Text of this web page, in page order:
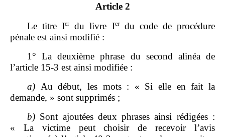
Article 2
Le titre Ier du livre Ierdu code de procédure
pénale est ainsi modifié :
1° La deuxième phrase du second alinéa de
l’article 15‑3 est ainsi modifiée :
a) Au début, les mots : « Si elle en fait la
demande, » sont supprimés ;
b) Sont ajoutées deux phrases ainsi rédigées :
« La victime peut choisir de recevoir l’avis